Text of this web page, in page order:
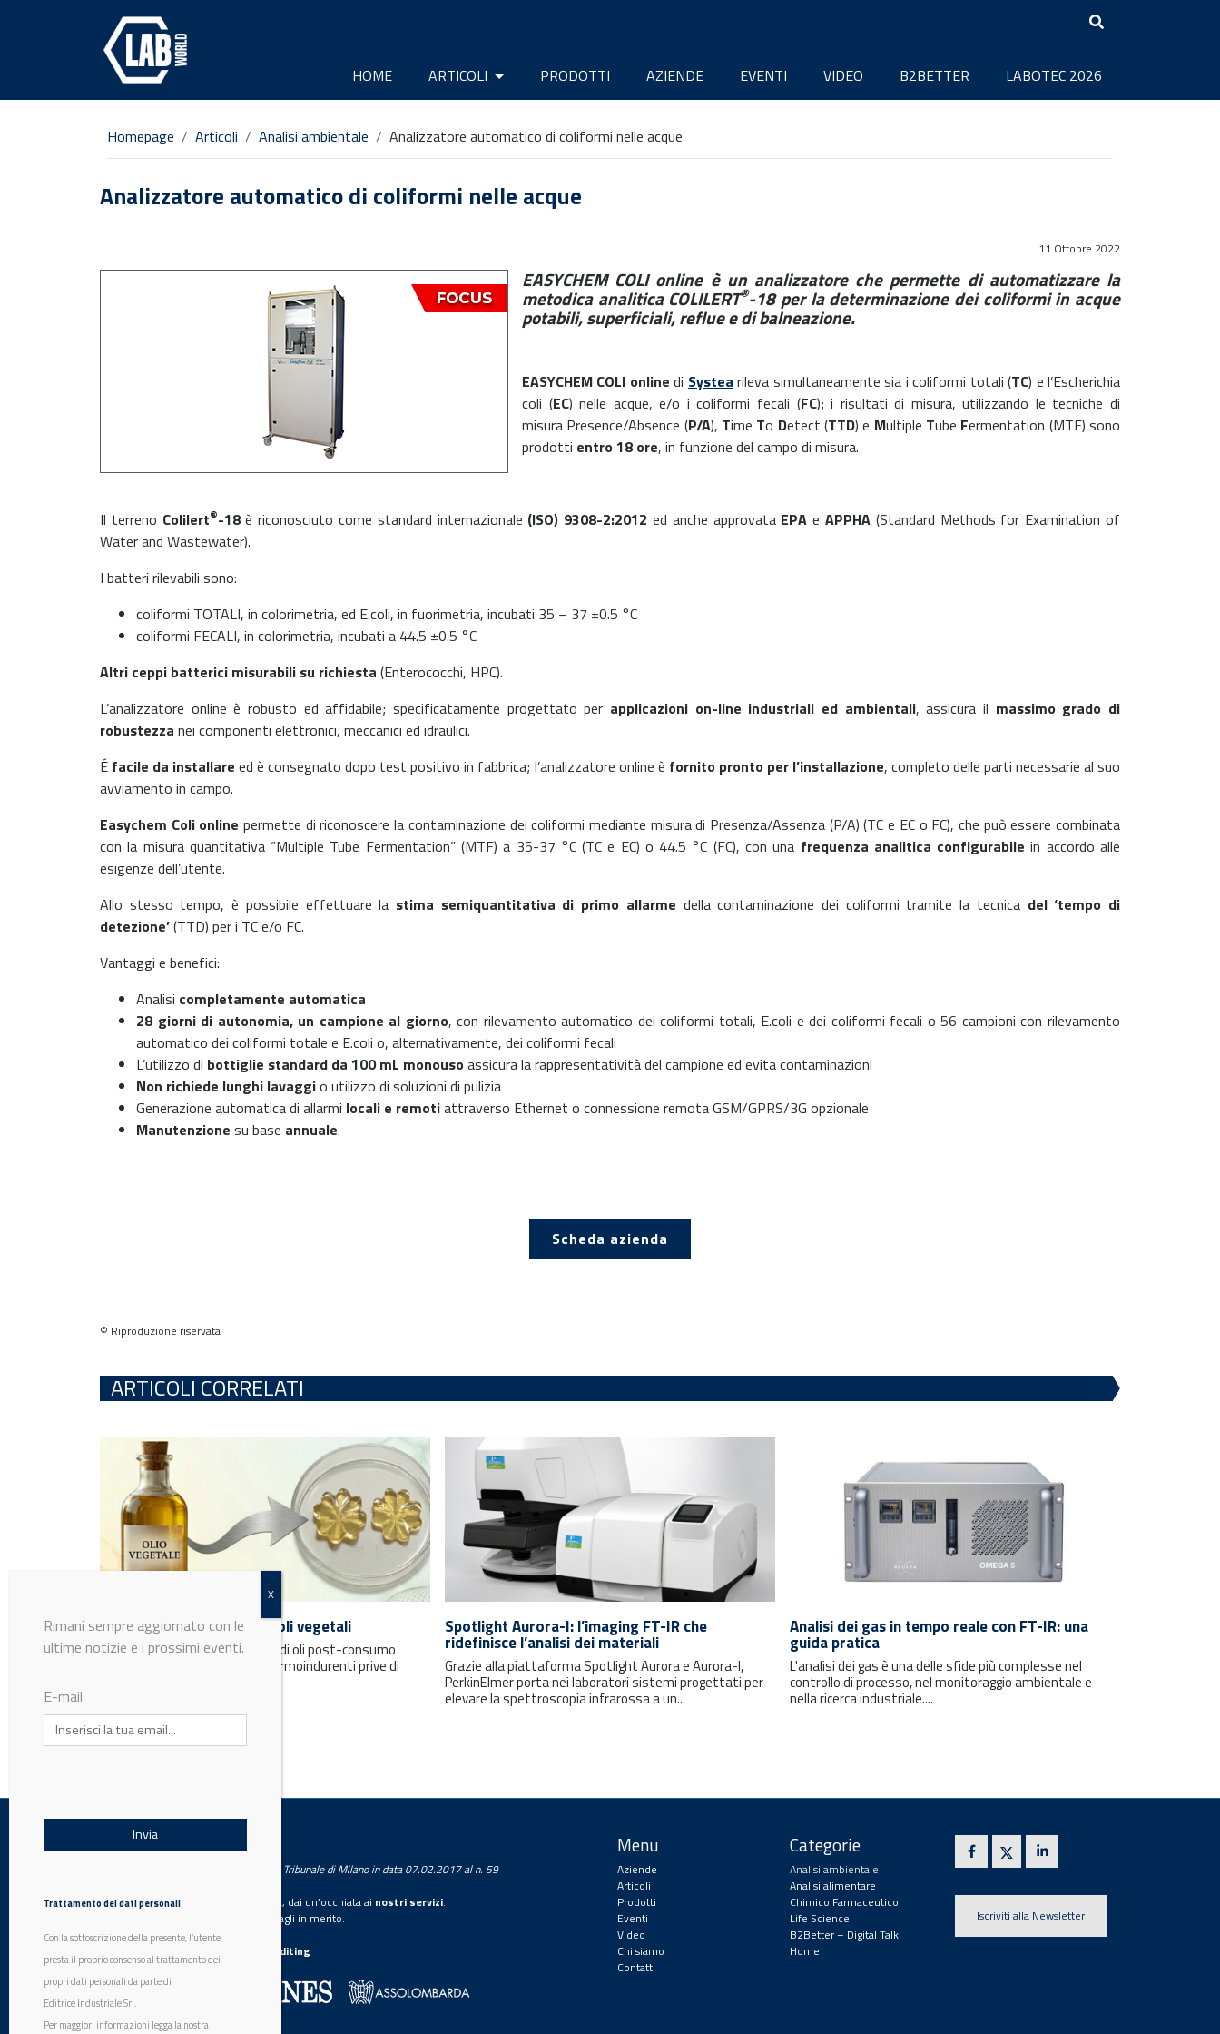
HOME ARTICOLI PRODOTTI AZIENDE EVENTI VIDEO B2BETTER LABOTEC 2026
Homepage Articoli Analisi ambientale Analizzatore automatico di coliformi nelle acque
Analizzatore automatico di coliformi nelle acque
11 Ottobre 2022
EASYCHEM COLI online è un analizzatore che permette di automatizzare la
metodica analitica COLILERT®-18 per la determinazione dei coliformi in acque
potabili, superficiali, reflue e di balneazione.
EASYCHEM COLI online di Systea rileva simultaneamente sia i coliformi totali (TC) e l’Escherichia
coli (EC) nelle acque, e/o i coliformi fecali (FC); i risultati di misura, utilizzando le tecniche di
misura Presence/Absence (P/A), Time To Detect (TTD) e Multiple Tube Fermentation (MTF) sono
prodotti entro 18 ore, in funzione del campo di misura.
Il terreno Colilert®-18è riconosciuto come standard internazionale (ISO) 9308-2:2012 ed anche approvata EPA eAPPHA (Standard Methods for Examination of
Water and Wastewater).
I batteri rilevabili sono:
coliformi TOTALI, in colorimetria, ed E.coli, in fuorimetria, incubati 35 – 37 ±0.5 °C
coliformi FECALI, in colorimetria, incubati a 44.5 ±0.5 °C
Altri ceppi batterici misurabili su richiesta (Enterococchi, HPC).
L’analizzatore online è robusto ed affidabile; specificatamente progettato per applicazioni on-line industriali ed ambientali, assicura il massimo grado di
robustezza nei componenti elettronici, meccanici ed idraulici.
É facile da installare ed è consegnato dopo test positivo in fabbrica; l’analizzatore online è fornito pronto per l’installazione, completo delle parti necessarie al suo
avviamento in campo.
Easychem Coli online permette di riconoscere la contaminazione dei coliformi mediante misura di Presenza/Assenza (P/A) (TC e EC o FC), che può essere combinata
con la misura quantitativa “Multiple Tube Fermentation” (MTF) a 35-37 °C (TC e EC) o 44.5 °C (FC), con una frequenza analitica configurabile in accordo alle
esigenze dell’utente.
Allo stesso tempo, è possibile effettuare la stima semiquantitativa di primo allarme della contaminazione dei coliformi tramite la tecnica del ‘tempo di
detezione’(TTD) per i TC e/o FC.
Vantaggi e benefici:
Analisi completamente automatica
28 giorni di autonomia, un campione al giorno, con rilevamento automatico dei coliformi totali, E.coli e dei coliformi fecali o 56 campioni con rilevamento
automatico dei coliformi totale e E.coli o, alternativamente, dei coliformi fecali
L’utilizzo di bottiglie standard da 100 mL monousoassicura la rappresentatività del campione ed evita contaminazioni
Non richiede lunghi lavaggio utilizzo di soluzioni di pulizia
Generazione automatica di allarmi locali e remotiattraverso Ethernet o connessione remota GSM/GPRS/3G opzionale
Manutenzione su base annuale.
Scheda azienda
© Riproduzione riservata
ARTICOLI CORRELATI
Resine termoindurenti da oli vegetali
L’uso di derivati di oli vegetali e di oli post-consumo
consente di ottenere resine termoindurenti prive di
Spotlight Aurora-I: l’imaging FT-IR che
ridefinisce l’analisi dei materiali
Grazie alla piattaforma Spotlight Aurora e Aurora-I,
PerkinElmer porta nei laboratori sistemi progettati per
elevare la spettroscopia infrarossa a un...
Analisi dei gas in tempo reale con FT-IR: una
guida pratica
L'analisi dei gas è una delle sfide più complesse nel
controllo di processo, nel monitoraggio ambientale e
nella ricerca industriale....
LabWorld
Testata giornalistica registrata presso il Tribunale di Milano in data 07.02.2017 al n. 59
Se vuoi diventare nostro inserzionista, dai un’occhiata ai nostri servizi.
per maggiori dettagli in merito.
CSST WebAuditing
Editrice Industriale è associata a:
Menu
Aziende
Articoli
Prodotti
Eventi
Video
Chi siamo
Contatti
Categorie
Analisi ambientale
Analisi alimentare
Chimico Farmaceutico
Life Science
B2Better – Digital Talk
Home
Iscriviti alla Newsletter
ultime notizie e i prossimi eventi.
presta il proprio consenso al trattamento dei
propri dati personali da parte di
Editrice Industriale Srl.
Per maggiori informazioni legga la nostra
informativa privacycompleta.